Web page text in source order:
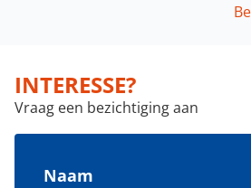
INTERESSE?
Vraag een bezichtiging aan
Naam